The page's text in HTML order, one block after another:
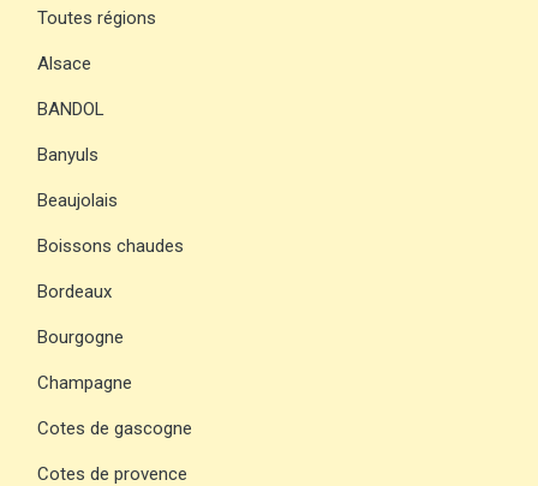
Toutes régions
Alsace
BANDOL
Banyuls
Beaujolais
Boissons chaudes
Bordeaux
Bourgogne
Champagne
Cotes de gascogne
Cotes de provence